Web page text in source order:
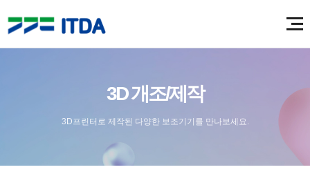
3D 개조/제작
3D프린터로 제작된 다양한 보조기기를 만나보세요.